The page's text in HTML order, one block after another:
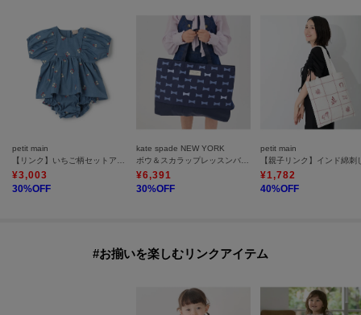
petit main
【リンク】いちご柄セットアップ
¥3,003
30%OFF
kate spade NEW YORK
ボウ＆スカラップレッスンバッグ
¥6,391
30%OFF
petit main
¥1,782
40%OFF
#お揃いを楽しむリンクアイテム